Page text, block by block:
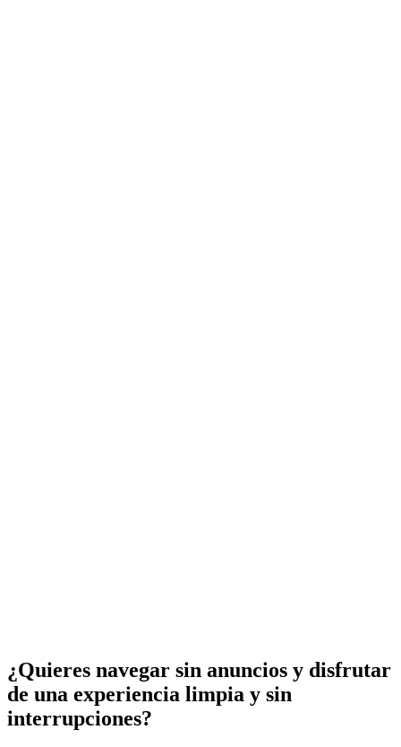
¿Quieres navegar sin anuncios y disfrutar
de una experiencia limpia y sin
interrupciones?